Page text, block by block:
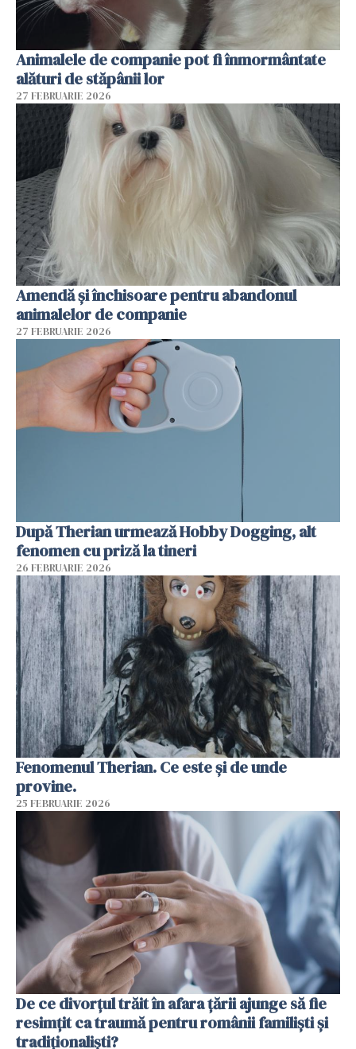
Animalele de companie pot fi înmormântate
alături de stăpânii lor
27 FEBRUARIE 2026
Amendă și închisoare pentru abandonul
animalelor de companie
27 FEBRUARIE 2026
După Therian urmează Hobby Dogging, alt
fenomen cu priză la tineri
26 FEBRUARIE 2026
Fenomenul Therian. Ce este și de unde
provine.
25 FEBRUARIE 2026
De ce divorțul trăit în afara țării ajunge să fie
resimțit ca traumă pentru românii familiști și
tradiționaliști?